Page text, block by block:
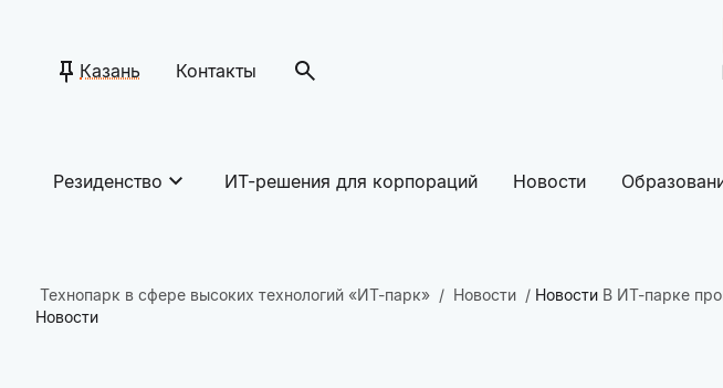
Казань Контакты
Резиденство ИТ-решения для корпораций Новости
Технопарк в сфере высоких технологий «ИТ-парк» Новости Новости В ИТ-парке
Новости